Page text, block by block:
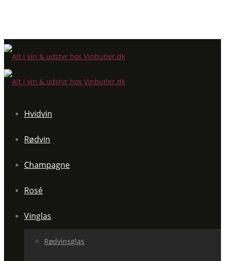
Hvidvin
Rødvin
Champagne
Rosé
Vinglas
Rødvinsglas